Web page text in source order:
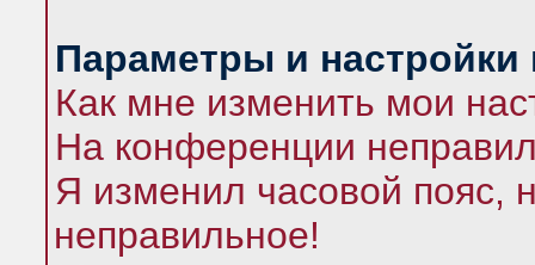
Параметры и настройки
Как мне изменить мои
На конференции
Я изменил часовой пояс,
неправильное!